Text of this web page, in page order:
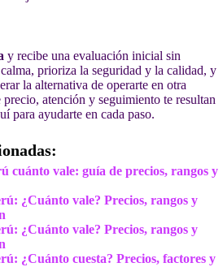
y recibe una evaluación inicial sin
prioriza la seguridad y la calidad, y
la alternativa de operarte en otra
atención y seguimiento te resultan
para ayudarte en cada paso.
cuánto vale: guía de precios, rangos y
¿Cuánto vale? Precios, rangos y
¿Cuánto vale? Precios, rangos y
¿Cuánto cuesta? Precios, factores y